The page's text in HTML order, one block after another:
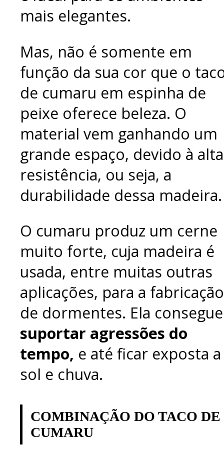
mais elegantes.
Mas, não é somente em
função da sua cor que o
de cumaru em espinha de
peixe oferece beleza. O
material vem ganhando um
grande espaço, devido à alta
resistência, ou seja, a
durabilidade dessa madeira.
O cumaru produz um cerne
muito forte, cuja madeira é
usada, entre muitas outras
aplicações, para a fabricação
de dormentes. Ela consegue
suportar agressões do
tempo, e até ficar exposta a
sol e chuva.
COMBINAÇÃO DO TACO DE
CUMARU